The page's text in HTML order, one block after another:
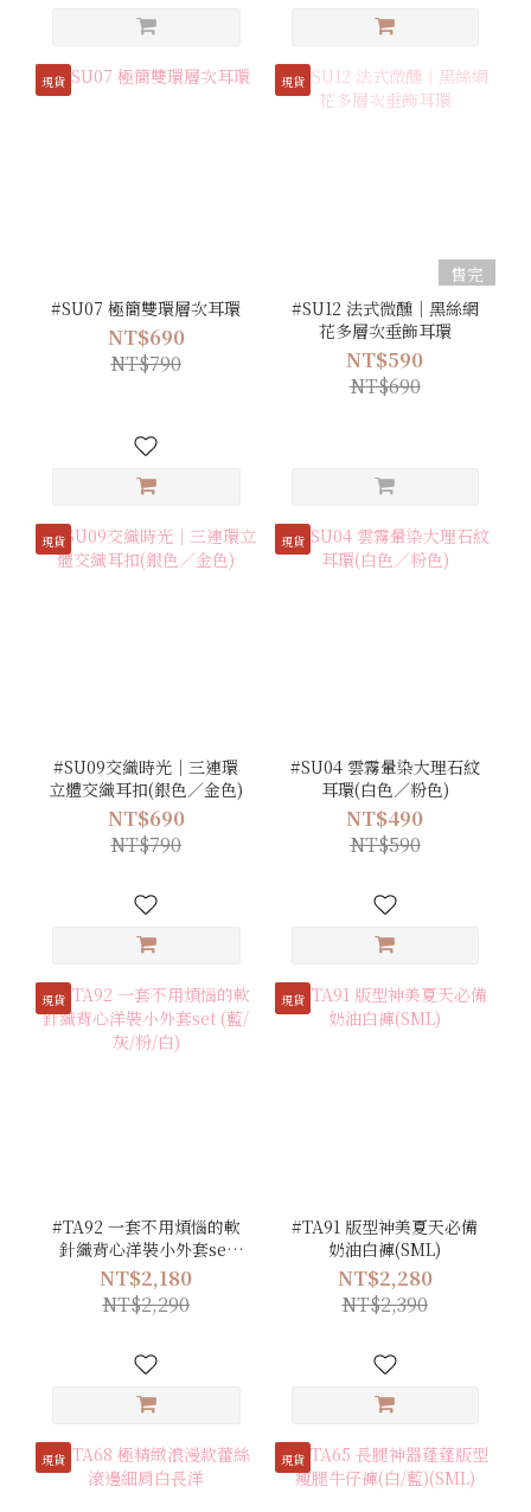
現貨
#SU07 極簡雙環層次耳環
NT$690
NT$790
現貨
售完
#SU12 法式微醺｜黑絲網
花多層次垂飾耳環
NT$590
NT$690
現貨
#SU09交織時光｜三連環
立體交織耳扣(銀色／金色)
NT$690
NT$790
現貨
#SU04 雲霧暈染大理石紋
耳環(白色／粉色)
NT$490
NT$590
現貨
#TA92 一套不用煩惱的軟
針織背心洋裝小外套set
(藍/灰/粉/白)
NT$2,180
NT$2,290
現貨
#TA91 版型神美夏天必備
奶油白褲(SML)
NT$2,280
NT$2,390
現貨 現貨